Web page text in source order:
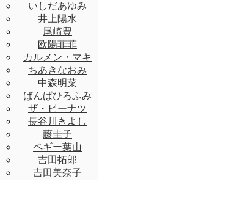
いしだあゆみ
井上陽水
尾崎豊
欧陽菲菲
カルメン・マキ
ちあきなおみ
中森明菜
ばんばひろふみ
ザ・ピーナツ
長谷川きよし
藤圭子
ペギー葉山
吉田拓郎
吉田美奈子